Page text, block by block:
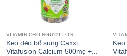
VITAMIN CHO NGƯỜI LỚN
Kẹo dẻo bổ sung Canxi
Vitafusion Calcium 500mg +...